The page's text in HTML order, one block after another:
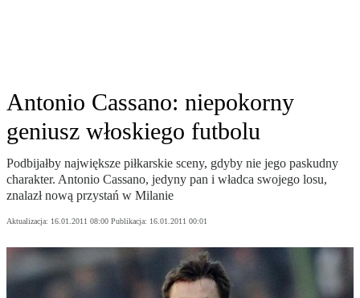
Antonio Cassano: niepokorny
geniusz włoskiego futbolu
Podbijałby największe piłkarskie sceny, gdyby nie jego paskudny
charakter. Antonio Cassano, jedyny pan i władca swojego losu,
znalazł nową przystań w Milanie
Aktualizacja: 16.01.2011 08:00 Publikacja: 16.01.2011 00:01